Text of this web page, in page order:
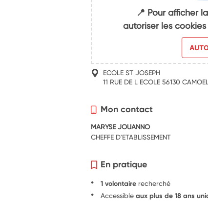
📍 Pour afficher
autoriser les
ECOLE ST JOSEPH
11 RUE DE L ECOLE 56130
Mon contact
MARYSE JOUANNO
CHEFFE D'ETABLISSEMENT
En pratique
1 volontaire recherché
Accessibleaux plus de 18 ans